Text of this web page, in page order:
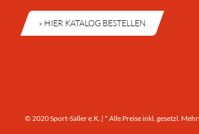
» HIER KATALOG BESTELLEN
© 2020 Sport-Saller e.K. | * Alle Preise inkl. gesetzl.